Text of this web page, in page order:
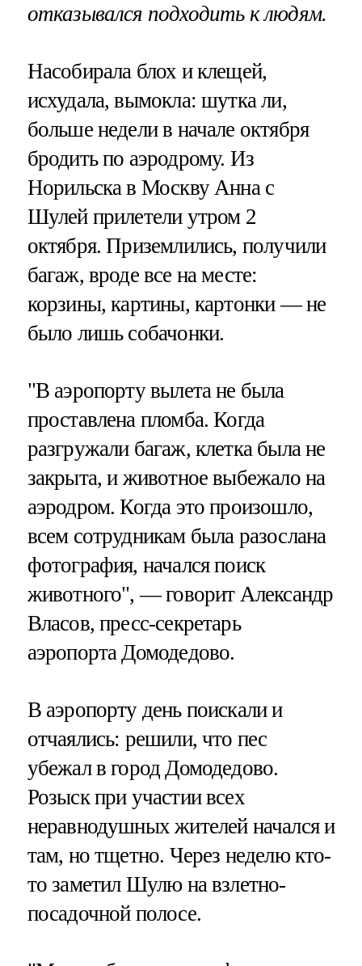
отказывался подходить к людям.
Насобирала блох и клещей,
исхудала, вымокла: шутка ли,
больше недели в начале октября
бродить по аэродрому. Из
Норильска в Москву Анна с
Шулей прилетели утром 2
октября. Приземлились, получили
багаж, вроде все на месте:
корзины, картины, картонки — не
было лишь собачонки.
"В аэропорту вылета не была
проставлена пломба. Когда
разгружали багаж, клетка была не
закрыта, и животное выбежало на
аэродром. Когда это произошло,
всем сотрудникам была разослана
фотография, начался поиск
животного", — говорит Александр
Власов, пресс-секретарь
аэропорта Домодедово.
В аэропорту день поискали и
отчаялись: решили, что пес
убежал в город Домодедово.
Розыск при участии всех
неравнодушных жителей начался и
там, но тщетно. Через неделю кто-
то заметил Шулю на взлетно-
посадочной полосе.